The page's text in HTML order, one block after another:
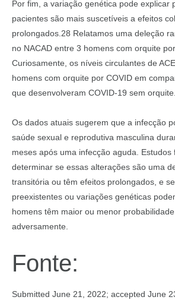
Por fim, a variação genética pode explicar
pacientes são mais suscetíveis a efeitos
prolongados.28 Relatamos uma deleção
no NACAD entre 3 homens com orquite
Curiosamente, os níveis circulantes de
homens com orquite por COVID em
que desenvolveram COVID-19 sem
Os dados atuais sugerem que a infecção
saúde sexual e reprodutiva masculina
meses após uma infecção aguda. Estudos
determinar se essas alterações são uma
transitória ou têm efeitos prolongados, e
preexistentes ou variações genéticas
homens têm maior ou menor
adversamente.
Fonte:
Submitted June 21, 2022; accepted June